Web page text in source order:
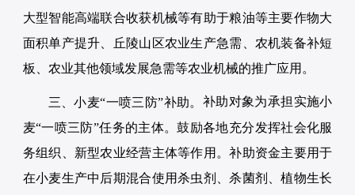
大型智能高端联合收获机械等有助于粮油等主要作物大
面积单产提升、丘陵山区农业生产急需、农机装备补短
板、农业其他领域发展急需等农业机械的推广应用。
三、小麦“一喷三防”补助。 补助对象为承担实施小
麦“一喷三防”任务的主体。鼓励各地充分发挥社会化服
务组织、新型农业经营主体等作用。补助资金主要用于
在小麦生产中后期混合使用杀虫剂、杀菌剂、植物生长